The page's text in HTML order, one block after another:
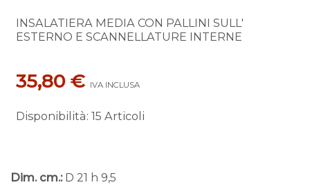
INSALATIERA MEDIA CON PALLINI SULL'
ESTERNO E SCANNELLATURE INTERNE
35,80 € IVA INCLUSA
Disponibilità: 15 Articoli
Dim. cm.: D 21 h 9,5